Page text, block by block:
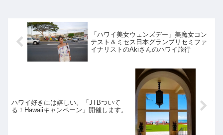
「ハワイ美女ウェンズデー」美魔女コン
テスト＆ミセス日本グランプリセミファ
イナリストのAkiさんのハワイ旅行
ハワイ好きには嬉しい。「JTBついて
る！Hawaiiキャンペーン」開催します。